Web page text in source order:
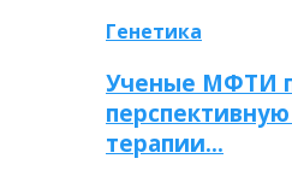
Генетика
Ученые МФТИ
терапии…